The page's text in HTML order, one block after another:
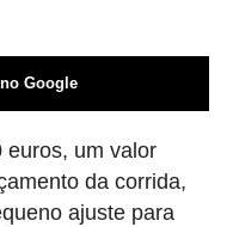
Google
euros, um valor
da corrida,
ajuste para